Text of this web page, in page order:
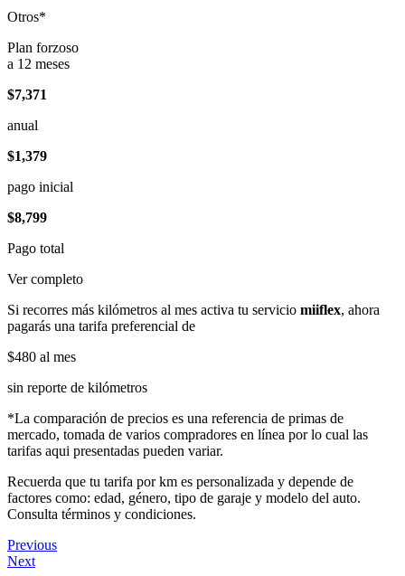
Otros*
Plan forzoso
a 12 meses
$7,371
anual
$1,379
pago inicial
$8,799
Pago total
Ver completo
Si recorres más kilómetros al mes activa tu servicio miiflex, ahora
pagarás una tarifa preferencial de
$480 al mes
sin reporte de kilómetros
*La comparación de precios es una referencia de primas de
mercado, tomada de varios compradores en línea por lo cual las
tarifas aqui presentadas pueden variar.
Recuerda que tu tarifa por km es personalizada y depende de
factores como: edad, género, tipo de garaje y modelo del auto.
Consulta términos y condiciones.
Previous
Next